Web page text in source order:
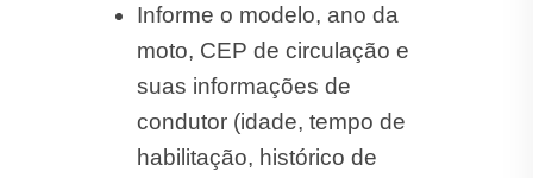
Informe o modelo, ano da
moto, CEP de circulação e
suas informações de
condutor (idade, tempo de
habilitação, histórico de